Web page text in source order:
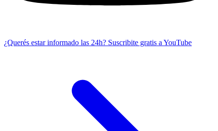
¿Querés estar informado las 24h? Suscribite gratis a YouTube